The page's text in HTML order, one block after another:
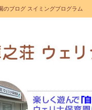
のブログ スイミングプログラム